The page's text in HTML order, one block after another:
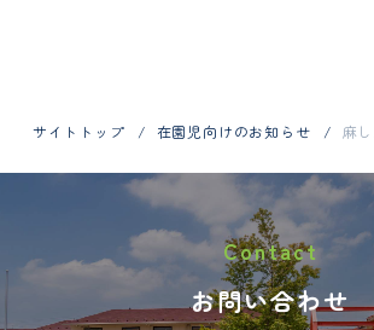
お問い合わせはお電話で
048-798-
サイトトップ 在園児向けのお知らせ 麻
Contact
お問い合わせ